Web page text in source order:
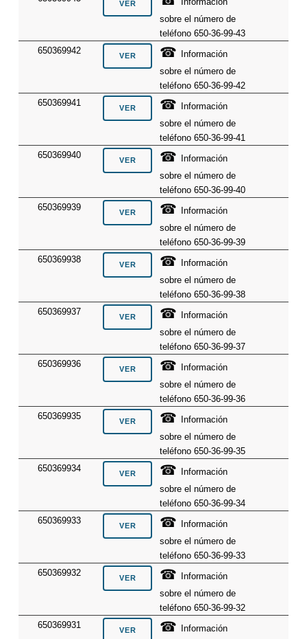
sobre el número de
teléfono 650-36-99-43
650369942
☎ Información
sobre el número de
teléfono 650-36-99-42
650369941
☎ Información
sobre el número de
teléfono 650-36-99-41
650369940
☎ Información
sobre el número de
teléfono 650-36-99-40
650369939
☎ Información
sobre el número de
teléfono 650-36-99-39
650369938
☎ Información
sobre el número de
teléfono 650-36-99-38
650369937
☎ Información
sobre el número de
teléfono 650-36-99-37
650369936
☎ Información
sobre el número de
teléfono 650-36-99-36
650369935
☎ Información
sobre el número de
teléfono 650-36-99-35
650369934
☎ Información
sobre el número de
teléfono 650-36-99-34
650369933
☎ Información
sobre el número de
teléfono 650-36-99-33
650369932
☎ Información
sobre el número de
teléfono 650-36-99-32
650369931
☎ Información